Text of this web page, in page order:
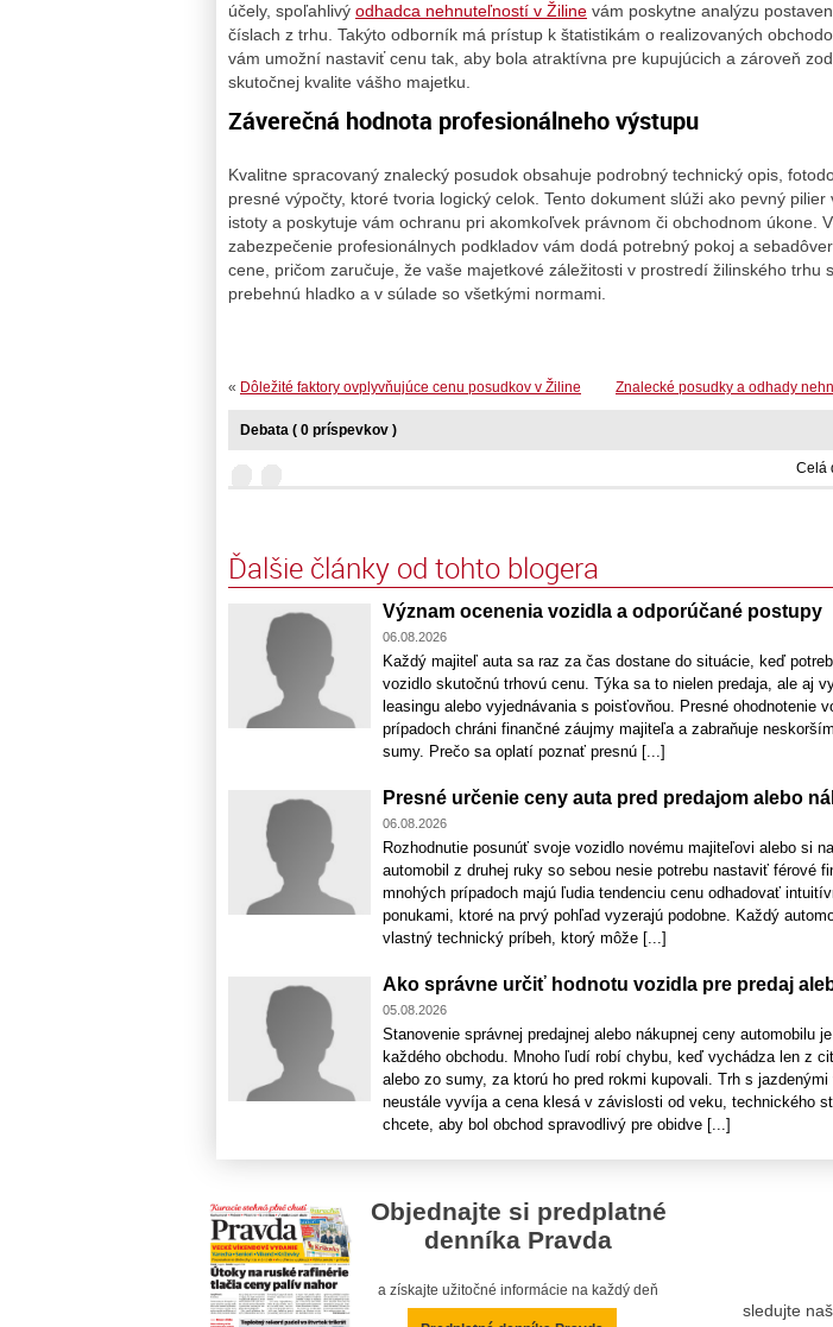
účely, spoľahlivý odhadca nehnuteľností v Žiline vám poskytne analýzu
číslach z trhu. Takýto odborník má prístup k štatistikám o realizovaných
vám umožní nastaviť cenu tak, aby bola atraktívna pre kupujúcich a zároveň
skutočnej kvalite vášho majetku.
Záverečná hodnota profesionálneho výstupu
Kvalitne spracovaný znalecký posudok obsahuje podrobný technický opis,
presné výpočty, ktoré tvoria logický celok. Tento dokument slúži ako pevný pilier
istoty a poskytuje vám ochranu pri akomkoľvek právnom či obchodnom úkone.
zabezpečenie profesionálnych podkladov vám dodá potrebný pokoj a
cene, pričom zaručuje, že vaše majetkové záležitosti v prostredí žilinského trhu
prebehnú hladko a v súlade so všetkými normami.
Znalecké posudky a odhady
« Dôležité faktory ovplyvňujúce cenu posudkov v Žiline
Debata ( 0 príspevkov )
Celá
Ďalšie články od tohto blogera
Význam ocenenia vozidla a odporúčané postupy
06.08.2026
Každý majiteľ auta sa raz za čas dostane do situácie, keď
vozidlo skutočnú trhovú cenu. Týka sa to nielen predaja, ale aj
leasingu alebo vyjednávania s poisťovňou. Presné ohodnotenie
prípadoch chráni finančné záujmy majiteľa a zabraňuje
sumy. Prečo sa oplatí poznať presnú [...]
Presné určenie ceny auta pred predajom alebo
06.08.2026
Rozhodnutie posunúť svoje vozidlo novému majiteľovi alebo si
automobil z druhej ruky so sebou nesie potrebu nastaviť férové
mnohých prípadoch majú ľudia tendenciu cenu odhadovať
ponukami, ktoré na prvý pohľad vyzerajú podobne. Každý
vlastný technický príbeh, ktorý môže [...]
Ako správne určiť hodnotu vozidla pre predaj
05.08.2026
Stanovenie správnej predajnej alebo nákupnej ceny automobilu
každého obchodu. Mnoho ľudí robí chybu, keď vychádza len z
alebo zo sumy, za ktorú ho pred rokmi kupovali. Trh s
neustále vyvíja a cena klesá v závislosti od veku, technického
chcete, aby bol obchod spravodlivý pre obidve [...]
Objednajte si predplatné
denníka Pravda
a získajte užitočné informácie na každý deň
sledujte